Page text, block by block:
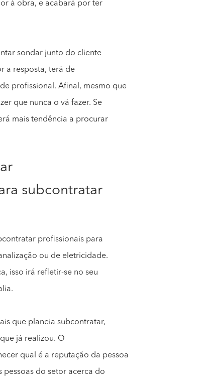
à obra, e acabará por ter
sondar junto do cliente
a resposta, terá de
profissional. Afinal, mesmo que
que nunca o vá fazer. Se
mais tendência a procurar
subcontratar
profissionais para
ou de eletricidade.
isso irá refletir-se no seu
que planeia subcontratar,
já realizou. O
qual é a reputação da pessoa
do setor acerca do